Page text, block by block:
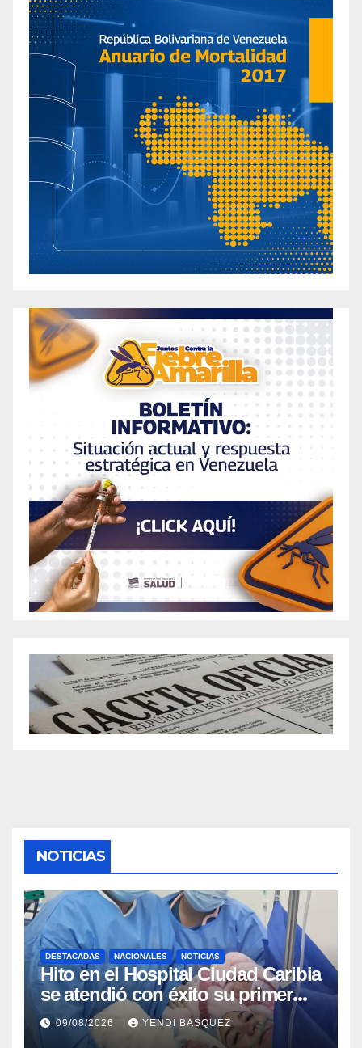
NOTICIAS
DESTACADAS NACIONALES NOTICIAS
Hito en el Hospital Ciudad Caribia
se atendió con éxito su primer
parto gemelar
09/08/2026 YENDI BASQUEZ